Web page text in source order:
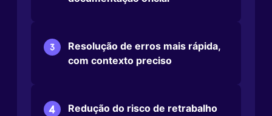
Resolução de erros mais rápida,
com contexto preciso
Redução do risco de retrabalho